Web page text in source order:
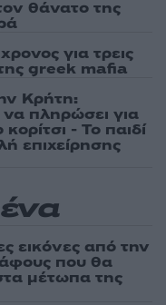
θάνατο της
για τρεις
greek mafia
Κρήτη:
πληρώσει για
- Το παιδί
επιχείρησης
εικόνες από την
που θα
μέτωπα της